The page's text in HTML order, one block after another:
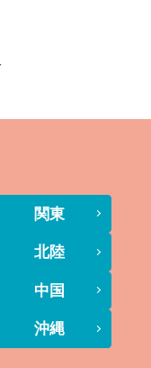
関東
北陸
中国
沖縄